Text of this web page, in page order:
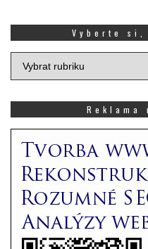
Vyberte si,
Vyberte
si,
zajímá
Reklama